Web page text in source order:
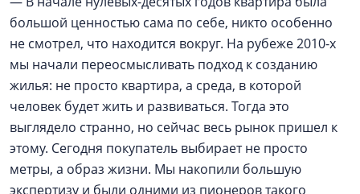
большой ценностью сама по себе, никто особенно
не смотрел, что находится вокруг. На рубеже 2010-х
мы начали переосмысливать подход к созданию
жилья: не просто квартира, а среда, в которой
человек будет жить и развиваться. Тогда это
выглядело странно, но сейчас весь рынок пришел к
этому. Сегодня покупатель выбирает не просто
метры, а образ жизни. Мы накопили большую
экспертизу и были одними из пионеров такого